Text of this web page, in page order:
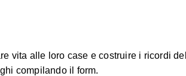
vita alle loro case e costruire i ricordi
compilando il form.